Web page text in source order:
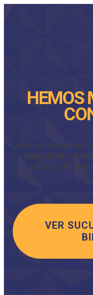
HEMOS
Hemos movido el
para ver el
enlace y te
VER